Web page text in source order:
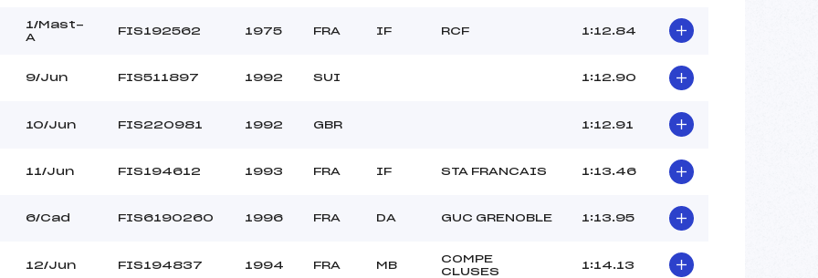
1/Mast-
A
FIS192562 1975 FRA IF RCF 1:12.84
9/Jun FIS511897 1992 SUI 1:12.90
10/Jun FIS220981 1992 GBR 1:12.91
11/Jun FIS194612 1993 FRA IF STA FRANCAIS 1:13.46
6/Cad FIS6190260 1996 FRA DA GUC GRENOBLE 1:13.95
12/Jun FIS194837 1994 FRA MB
COMPE
CLUSES
1:14.13